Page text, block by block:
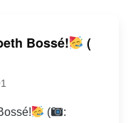
Bossé!
(
(
: